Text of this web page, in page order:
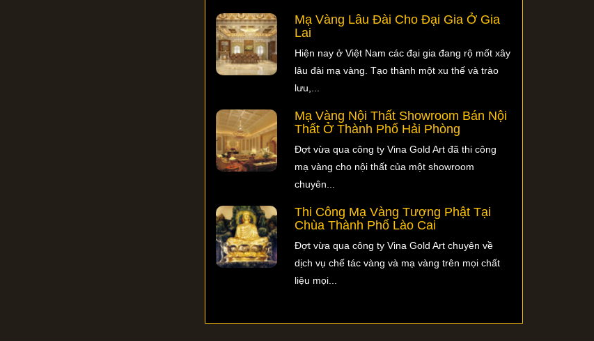
Mạ Vàng Lâu Đài Cho Đại Gia Ở Gia
Lai
Hiện nay ở Việt Nam các đại gia đang rộ mốt xây
lâu đài mạ vàng. Tạo thành một xu thế và trào
lưu,...
Mạ Vàng Nội Thất Showroom Bán Nội
Thất Ở Thành Phố Hải Phòng
Đợt vừa qua công ty Vina Gold Art đã thi công
mạ vàng cho nội thất của một showroom
chuyên...
Thi Công Mạ Vàng Tượng Phật Tại
Chùa Thành Phố Lào Cai
Đợt vừa qua công ty Vina Gold Art chuyên về
dịch vụ chế tác vàng và mạ vàng trên mọi chất
liệu mọi...